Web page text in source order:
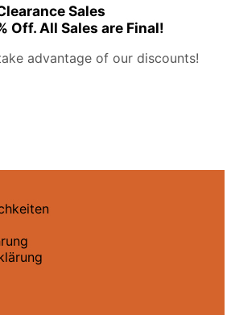
Sales
Off. All Sales are Final!
advantage of our discounts!